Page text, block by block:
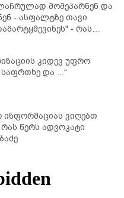
მომეპარნენ და
- ასფალტზე თავი
- რას
რომელსაც
კიდევ უფრო
და ...“
ინფორმაციას ვიღებთ
წერს ადვოკატი